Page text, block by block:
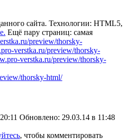
сайта. Технологии: HTML5,
Ещё пару страниц: самая
preview/thorsky-
verstka.ru/preview/thorsky-
verstka.ru/preview/thorsky-
thorsky-html/
Обновлено: 29.03.14 в 11:48
, чтобы комментировать